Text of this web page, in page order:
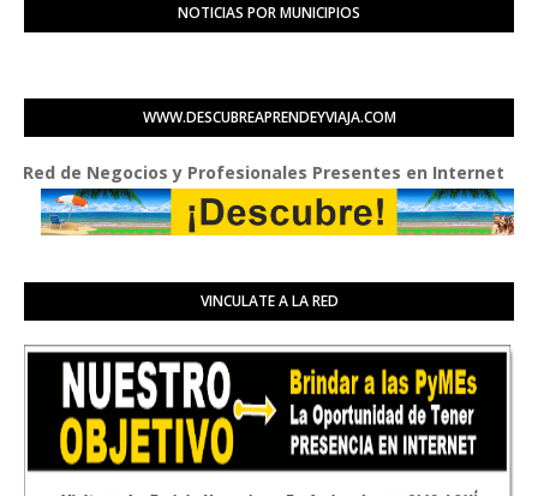
NOTICIAS POR MUNICIPIOS
WWW.DESCUBREAPRENDEYVIAJA.COM
Negocios y Profesionales Presentes en Internet
VINCULATE A LA RED